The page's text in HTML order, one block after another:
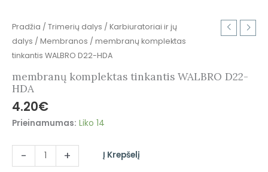
Pradžia / Trimerių dalys / Karbiuratoriai ir jų
dalys / Membranos / membranų komplektas
tinkantis WALBRO D22-HDA
membranų komplektas tinkantis WALBRO D22-
HDA
4.20€
Prieinamumas: Liko 14
-
D22-
HDA
+ Į Krepšelį